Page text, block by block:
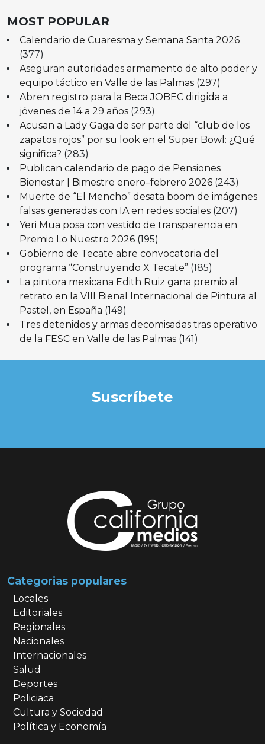
MOST POPULAR
Calendario de Cuaresma y Semana Santa 2026
(377)
Aseguran autoridades armamento de alto poder y
equipo táctico en Valle de las Palmas (297)
Abren registro para la Beca JOBEC dirigida a
jóvenes de 14 a 29 años (293)
Acusan a Lady Gaga de ser parte del “club de los
zapatos rojos” por su look en el Super Bowl: ¿Qué
significa? (283)
Publican calendario de pago de Pensiones
Bienestar | Bimestre enero–febrero 2026 (243)
Muerte de “El Mencho” desata boom de imágenes
falsas generadas con IA en redes sociales (207)
Yeri Mua posa con vestido de transparencia en
Premio Lo Nuestro 2026 (195)
Gobierno de Tecate abre convocatoria del
programa “Construyendo X Tecate” (185)
La pintora mexicana Edith Ruiz gana premio al
retrato en la VIII Bienal Internacional de Pintura al
Pastel, en España (149)
Tres detenidos y armas decomisadas tras operativo
de la FESC en Valle de las Palmas (141)
Suscríbete
Categorias populares
Locales
Editoriales
Regionales
Nacionales
Internacionales
Salud
Deportes
Policiaca
Cultura y Sociedad
Política y Economía